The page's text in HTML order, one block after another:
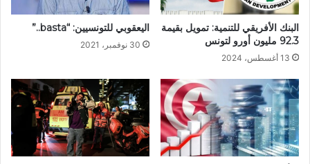
البنك الأفريقي للتنمية: تمويل بقيمة
92.3 مليون أورو لتونس
13 أغسطس، 2024
اليعقوبي للتونسيين: “basta..”
30 نوفمبر، 2021